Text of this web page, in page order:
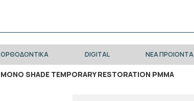
ΟΡΘΟΔΟΝΤΙΚΑ DIGITAL ΝΕΑ ΠΡΟΙΟΝΤΑ
MONO SHADE TEMPORARY RESTORATION PMMA